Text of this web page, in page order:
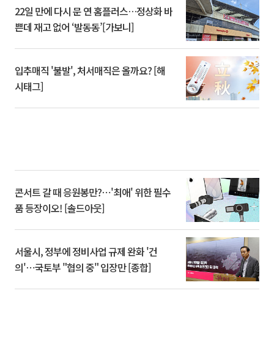
22일 만에 다시 문 연 홈플러스…정상화 바
쁜데 재고 없어 ‘발동동’[가보니]
입추매직 '불발', 처서매직은 올까요? [해
시태그]
콘서트 갈 때 응원봉만?⋯'최애' 위한 필수
품 등장이오! [솔드아웃]
서울시, 정부에 정비사업 규제 완화 '건
의'⋯국토부 "협의 중" 입장만 [종합]